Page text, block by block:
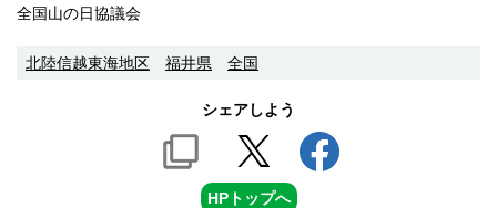
全国山の日協議会
北陸信越東海地区 福井県 全国
シェアしよう
HPトップへ